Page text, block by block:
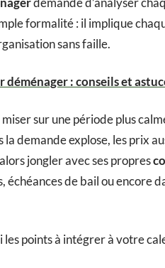
formalité : il implique
sans faille.
: conseils et
miser sur une période plus
demande explose, les prix
jongler avec ses propres
échéances de bail ou encore
les points à intégrer à votre